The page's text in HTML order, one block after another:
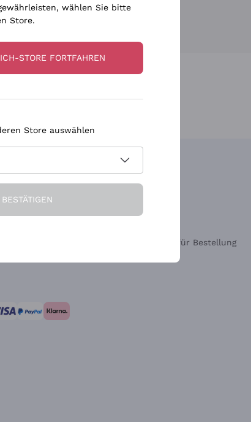
Brauchen Sie Hilfe?
Widerrufsformular für Bestellung
wählen Sie bitte
Store.
STORE FORTFAHREN
Store auswählen
BESTÄTIGEN